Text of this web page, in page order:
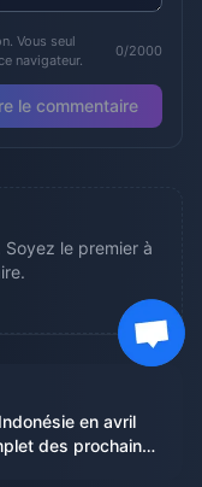
Vous seul
navigateur.
0/2000
le commentaire
le premier à
en avril
des prochaines